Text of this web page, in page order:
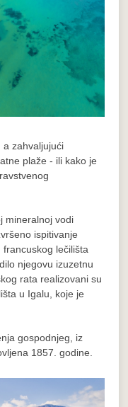
a zahvaljujući
plaže - ili kako je
mineralnoj vodi
ispitivanje
lečilišta
njegovu izuzetnu
rata realizovani su
u Igalu, koje je
gospodnjeg, iz
1857. godine.